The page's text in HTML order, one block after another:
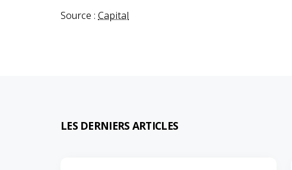
Source : Capital
LES DERNIERS ARTICLES